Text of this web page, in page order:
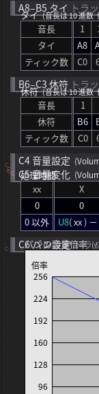
A8–B5 タイ トラ
タイ (音長は 10 進数
音長 1
タイ
A8
ティック数
C0
B6–C3 休符 トラ
休符 (音長は 10 進数
音長 1
休符
B6
ティック数
C0
C4音量設定
C
C5音量変化
C
C
C
処理時間
xx
X
0
0
0 以外
U8(xx)
C6パン設定トラ
C パンの音量倍率 (